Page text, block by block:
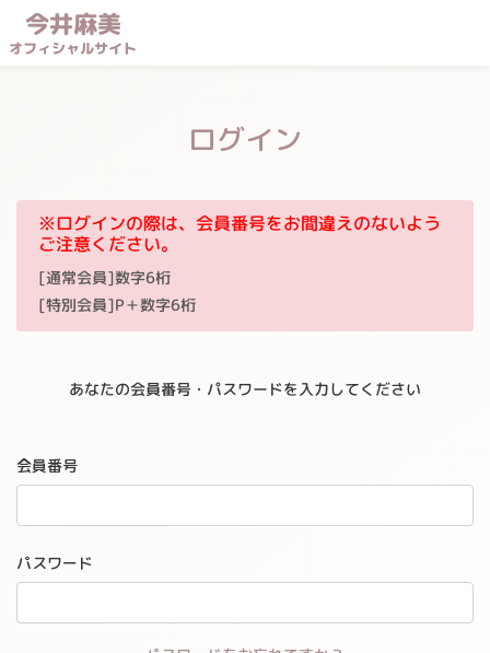
今井麻美
オフィシャルサイト
ログイン
※ログインの際は、会員番号をお間違えのないよう
ご注意ください。
[通常会員]数字6桁
[特別会員]P＋数字6桁
あなたの会員番号・パスワードを入力してください
会員番号
パスワード